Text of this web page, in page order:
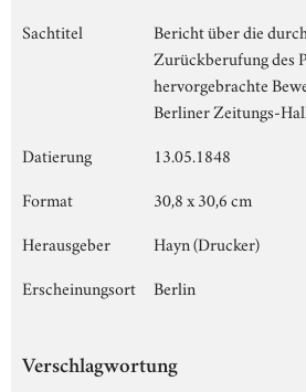
Sachtitel
Bericht über die
Zurückberufung des
hervorgebrachte
Berliner Zeitungs-
Datierung
13.05.1848
Format
30,8 x 30,6 cm
Herausgeber
Hayn (Drucker)
Erscheinungsort
Berlin
Verschlagwortung